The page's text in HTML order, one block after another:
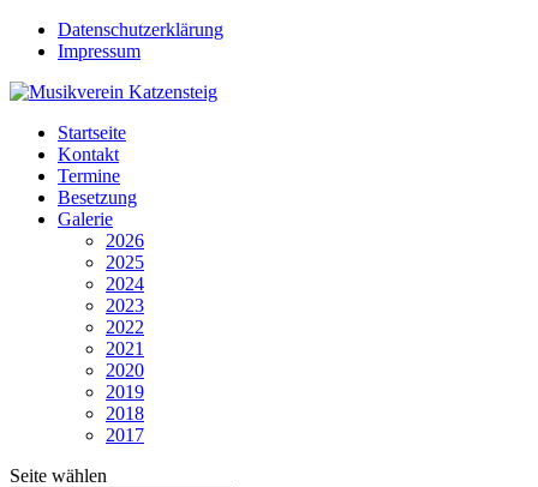
Datenschutzerklärung
Impressum
Startseite
Kontakt
Termine
Besetzung
Galerie
2026
2025
2024
2023
2022
2021
2020
2019
2018
2017
Seite wählen